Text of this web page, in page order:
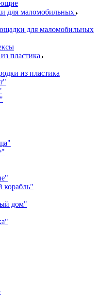
для маломобильных
для маломобильных
пластика
из пластика
корабль"
дом"